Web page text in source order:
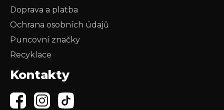
Doprava a platba
Ochrana osobních údajů
Puncovní značky
Recyklace
Kontakty